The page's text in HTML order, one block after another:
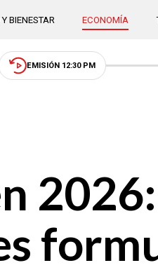
BIENESTAR ECONOMÍA
EMISIÓN 12:30 PM